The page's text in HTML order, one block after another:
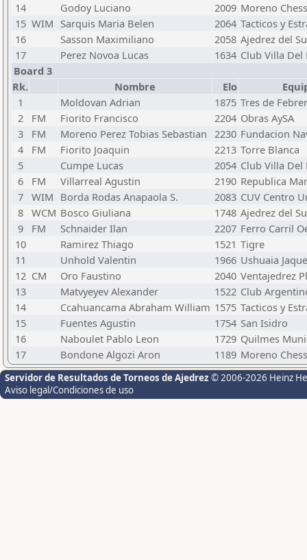
14
Godoy Luciano 2009 Moreno
15 WIM Sarquis Maria Belen 2064 Tacticos y
16
Sasson Maximiliano 2058 Ajedrez del
17
Perez Novoa Lucas 1634 Club Villa Del
Board 3
Rk.
Nombre Elo
1
Moldovan Adrian 1875 Tres de
2
FM Fiorito Francisco 2204 Obras AySA
3
FM Moreno Perez Tobias Sebastian 2230 Fundacion
4
FM Fiorito Joaquin 2213 Torre Blanca
5
Cumpe Lucas 2054 Club Villa Del
6
FM Villarreal Agustin 2190 Republica
7 WIM Borda Rodas Anapaola S. 2083 CUV Centro
8 WCM Bosco Giuliana 1748 Ajedrez del
9
FM Schnaider Ilan 2207 Ferro Carril
10
Ramirez Thiago 1521 Tigre
11
Unhold Valentin 1966 Ushuaia
12 CM Oro Faustino 2040 Ventajedrez
13
Matvyeyev Alexander 1522 Club
14
Ccahuancama Abraham William 1575 Tacticos y
15
Fuentes Agustin 1754 San Isidro
16
Naboulet Pablo Leon 1729 Quilmes
17
Bondone Algozi Aron 1189 Moreno
Servidor de Resultados de Torneos de Ajedrez © 2006-2026 Heinz
Aviso legal/Condiciones de uso